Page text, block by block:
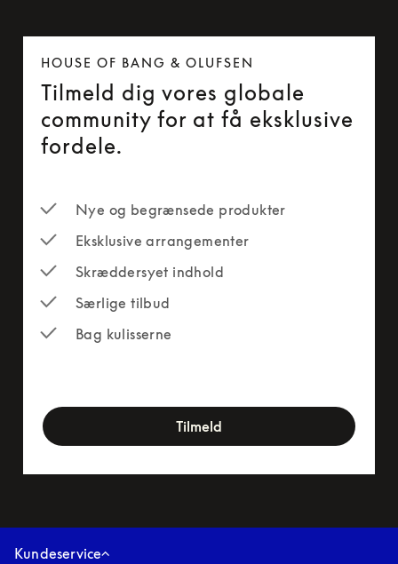
HOUSE OF BANG & OLUFSEN
Tilmeld dig vores globale
community for at få eksklusive
fordele.
Nye og begrænsede produkter
Eksklusive arrangementer
Skræddersyet indhold
Særlige tilbud
Bag kulisserne
Tilmeld
Kundeservice